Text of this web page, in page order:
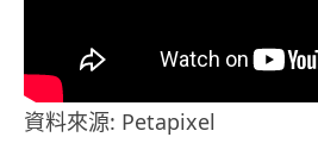
資料來源: Petapixel